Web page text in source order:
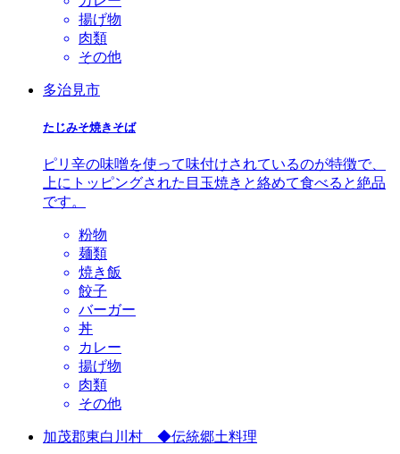
揚げ物
肉類
その他
多治見市
たじみそ焼きそば
ピリ辛の味噌を使って味付けされているのが特徴で、
上にトッピングされた目玉焼きと絡めて食べると絶品
です。
粉物
麺類
焼き飯
餃子
バーガー
丼
カレー
揚げ物
肉類
その他
加茂郡東白川村 ◆伝統郷土料理